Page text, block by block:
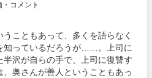
コメント
こともあって、多くを語らなく
知っているだろうが……。上司に
沢が自らの手で、上司に復讐す
奥さんが善人ということもあっ